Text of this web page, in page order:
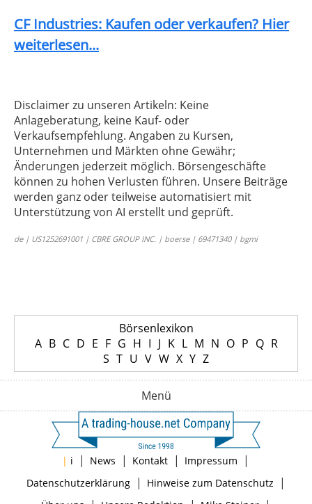
CF Industries: Kaufen oder verkaufen? Hier
weiterlesen...
Disclaimer zu unseren Artikeln: Keine
Anlageberatung, keine Kauf- oder
Verkaufsempfehlung. Angaben zu Kursen,
Unternehmen und Märkten ohne Gewähr;
Änderungen jederzeit möglich. Börsengeschäfte
können zu hohen Verlusten führen. Unsere Beiträge
werden ganz oder teilweise automatisiert mit
Unterstützung von AI erstellt und geprüft.
de | US1252691001 | CBRE GROUP INC. | boerse | 69471340 | bgmi
Börsenlexikon
A B C D E F G H I J K L M N O P Q R
S T U V W X Y Z
Menü
| i | News | Kontakt | Impressum |
Datenschutzerklärung| Hinweise zum Datenschutz |